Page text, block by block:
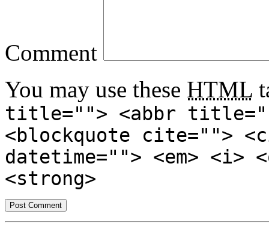
Comment
You may use these HTML
title=""> <abbr
<blockquote cite="">
datetime=""> <em>
<strong>